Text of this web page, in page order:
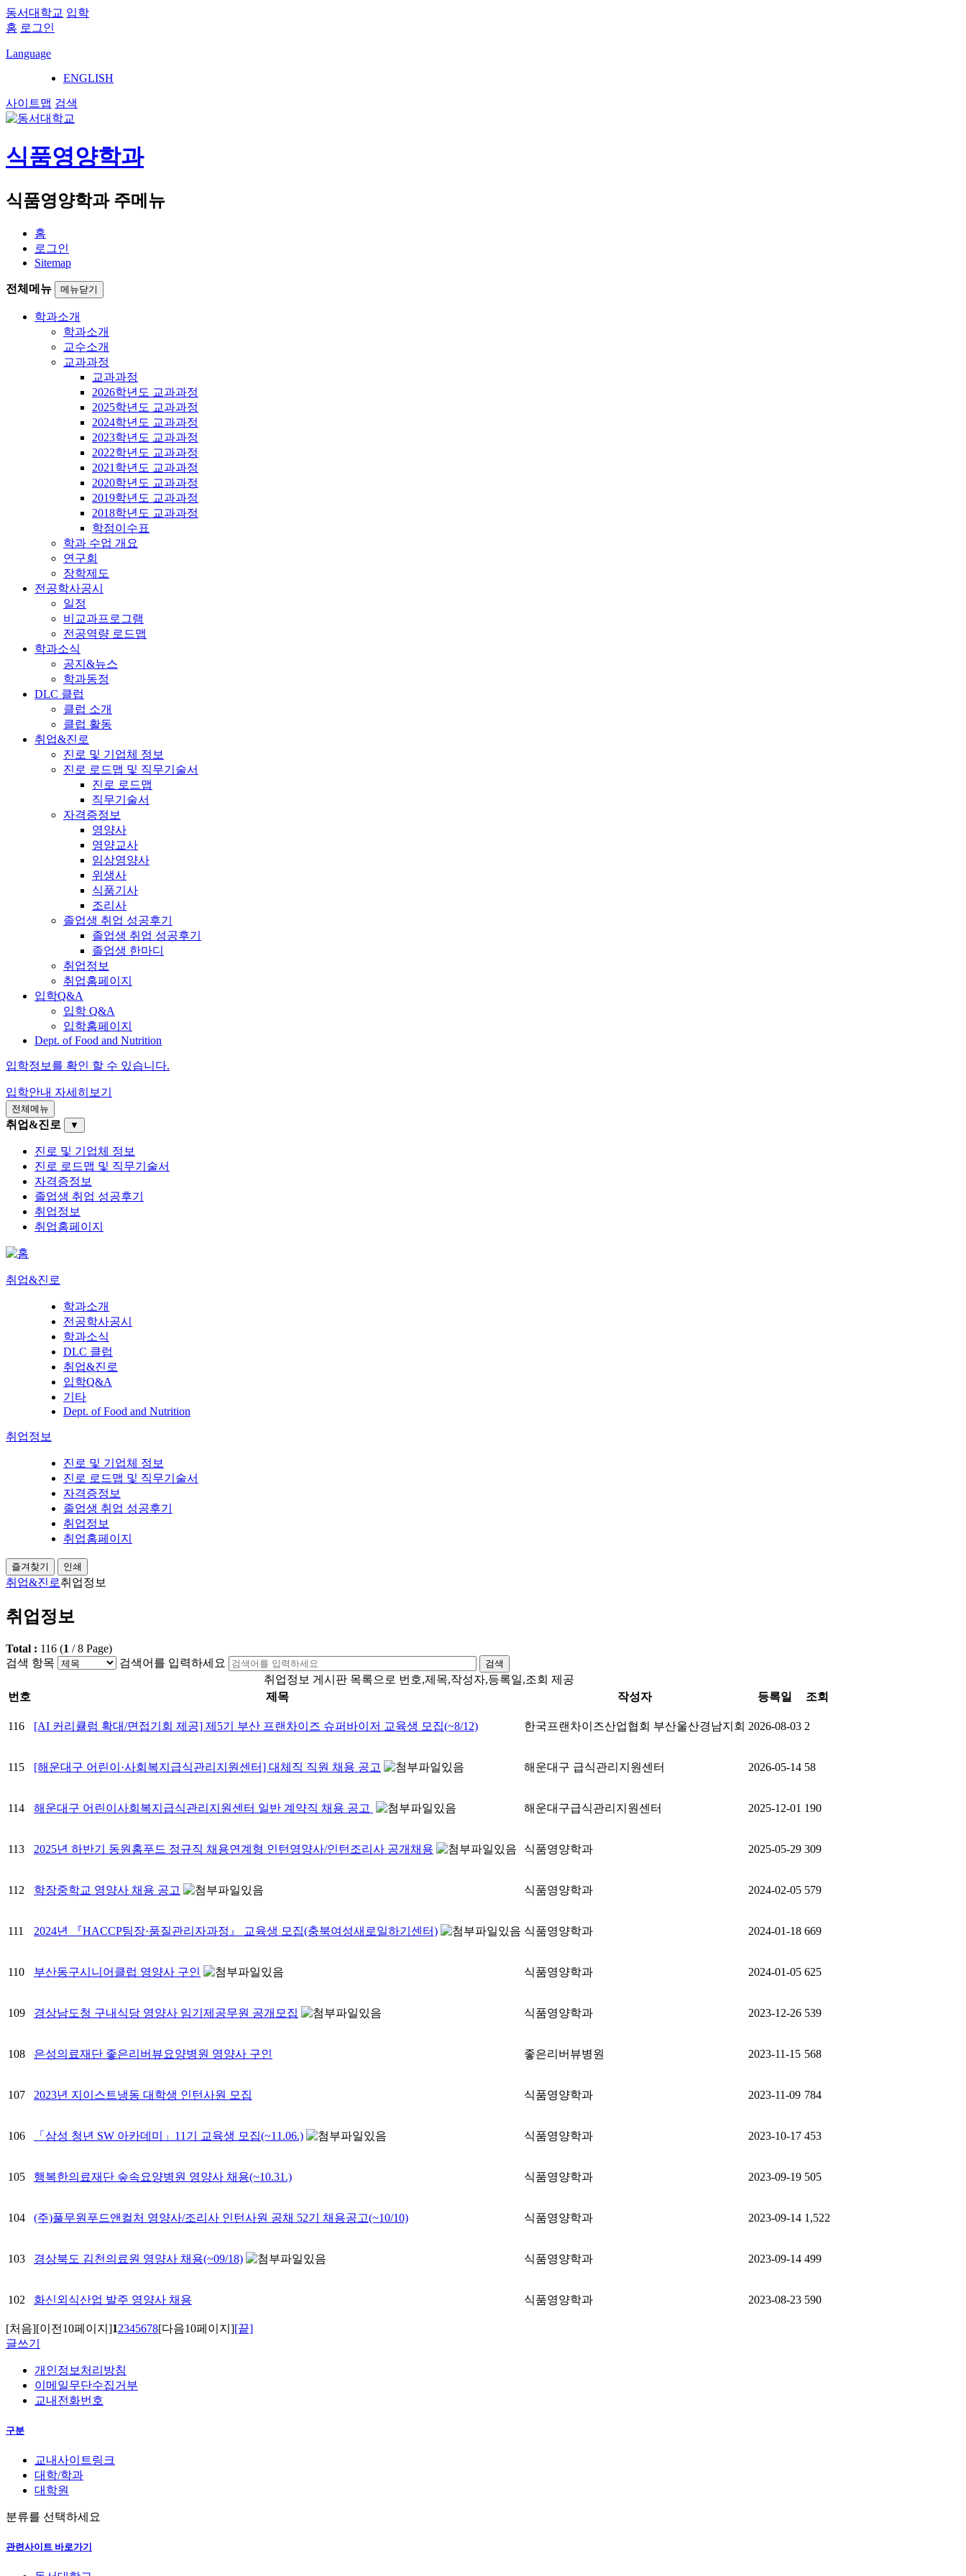
동서대학교 입학
홈 로그인
Language
ENGLISH
사이트맵 검색
식품영양학과
식품영양학과 주메뉴
홈
로그인
Sitemap
전체메뉴 메뉴닫기
학과소개
학과소개
교수소개
교과과정
교과과정
2026학년도 교과과정
2025학년도 교과과정
2024학년도 교과과정
2023학년도 교과과정
2022학년도 교과과정
2021학년도 교과과정
2020학년도 교과과정
2019학년도 교과과정
2018학년도 교과과정
학점이수표
학과 수업 개요
연구회
장학제도
전공학사공시
일정
비교과프로그램
전공역량 로드맵
학과소식
공지&뉴스
학과동정
DLC 클럽
클럽 소개
클럽 활동
취업&진로
진로 및 기업체 정보
진로 로드맵 및 직무기술서
진로 로드맵
직무기술서
자격증정보
영양사
영양교사
임상영양사
위생사
식품기사
조리사
졸업생 취업 성공후기
졸업생 취업 성공후기
졸업생 한마디
취업정보
취업홈페이지
입학Q&A
입학 Q&A
입학홈페이지
Dept. of Food and Nutrition
입학정보를 확인 할 수 있습니다.
입학안내 자세히보기
전체메뉴
취업&진로 ▼
진로 및 기업체 정보
진로 로드맵 및 직무기술서
자격증정보
졸업생 취업 성공후기
취업정보
취업홈페이지
취업&진로
학과소개
전공학사공시
학과소식
DLC 클럽
취업&진로
입학Q&A
기타
Dept. of Food and Nutrition
취업정보
진로 및 기업체 정보
진로 로드맵 및 직무기술서
자격증정보
졸업생 취업 성공후기
취업정보
취업홈페이지
즐겨찾기 인쇄
취업&진로취업정보
취업정보
Total : 116 (1 /8 Page)
검색 항목
검색어를 입력하세요 검색
취업정보 게시판 목록으로 번호,제목,작성자,등록일,조회 제공
번호
제목 작성자 등록일 조회
116 [AI 커리큘럼 확대/면접기회 제공] 제5기 부산 프랜차이즈 슈퍼바이저 교육생 모집(~8/12) 한국프랜차이즈산업협회 부산울산경남지회 2026-08-03 2
115 [해운대구 어린이·사회복지급식관리지원센터] 대체직 직원 채용 공고 해운대구 급식관리지원센터 2026-05-14 58
114 해운대구 어린이사회복지급식관리지원센터 일반 계약직 채용 공고 해운대구급식관리지원센터 2025-12-01 190
113 2025년 하반기 동원홈푸드 정규직 채용연계형 인턴영양사/인턴조리사 공개채용 식품영양학과 2025-05-29 309
112 학장중학교 영양사 채용 공고 식품영양학과 2024-02-05 579
111 2024년 『HACCP팀장·품질관리자과정』 교육생 모집(충북여성새로일하기센터) 식품영양학과 2024-01-18 669
110 부산동구시니어클럽 영양사 구인 식품영양학과 2024-01-05 625
109 경상남도청 구내식당 영양사 임기제공무원 공개모집 식품영양학과 2023-12-26 539
108 은성의료재단 좋은리버뷰요양병원 영양사 구인 좋은리버뷰병원 2023-11-15 568
107 2023년 지이스트냉동 대학생 인턴사원 모집 식품영양학과 2023-11-09 784
106 「삼성 청년 SW 아카데미」11기 교육생 모집(~11.06.) 식품영양학과 2023-10-17 453
105 행복한의료재단 숲속요양병원 영양사 채용(~10.31.) 식품영양학과 2023-09-19 505
104 (주)풀무원푸드앤컬처 영양사/조리사 인턴사원 공채 52기 채용공고(~10/10) 식품영양학과 2023-09-14 1,522
103 경상북도 김천의료원 영양사 채용(~09/18) 식품영양학과 2023-09-14 499
102 화신외식산업 발주 영양사 채용 식품영양학과 2023-08-23 590
[처음][이전10페이지]12345678[다음10페이지][끝]
글쓰기
개인정보처리방침
이메일무단수집거부
교내전화번호
구분
교내사이트링크
대학/학과
대학원
분류를 선택하세요
관련사이트 바로가기